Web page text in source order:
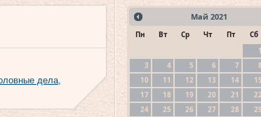
дела,
Май 2021
Пн Вт Ср Чт Пт Сб
1
3
4 5 6 7 8
10
11 12 13 14 15
17
18 19 20 21 22
24
25 26 27 28 29